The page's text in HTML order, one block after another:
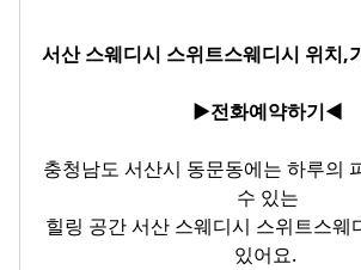
서산 스웨디시 스위트스웨디시 위치,
▶전화예약하기◀
충청남도 서산시 동문동에는 하루의
수 있는
힐링 공간 서산 스웨디시 스위트스웨
있어요.